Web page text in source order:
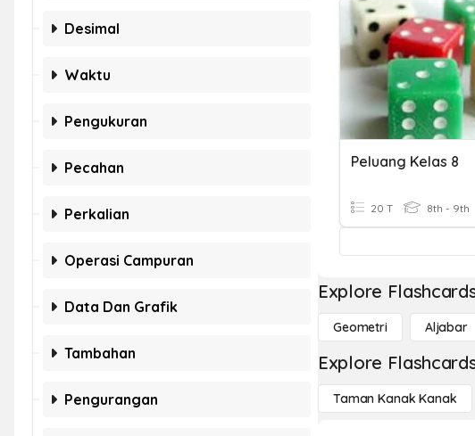
Desimal
Waktu
Pengukuran
Pecahan
Perkalian
Operasi Campuran
Data Dan Grafik
Tambahan
Pengurangan
Peluang Kelas 8
20 T 8th - 9th
Explore
Geometri Aljabar
Explore
Taman Kanak Kanak